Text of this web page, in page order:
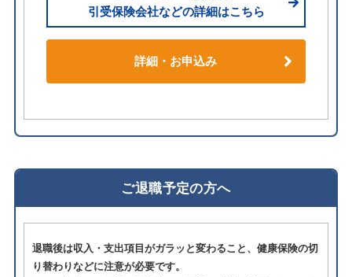
引受保険会社などの詳細はこちら
詳細・お申込み
ご退職予定の方へ
退職後は収入・支出項目がガラッと変わること、健康保険の切
り替わりなどに注意が必要です。